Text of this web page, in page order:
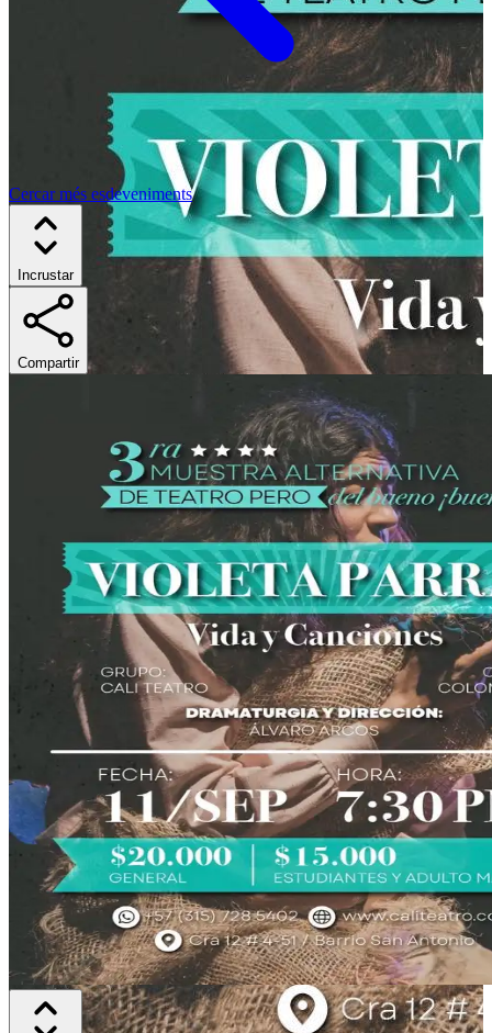
Cercar més esdeveniments
Incrustar
Compartir